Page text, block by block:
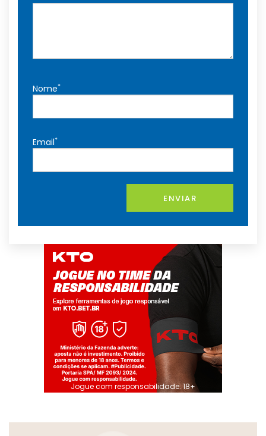
Nome*
Email*
ENVIAR
Jogue com responsabilidade. 18+